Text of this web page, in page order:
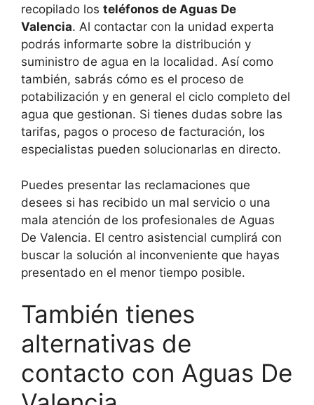
recopilado los teléfonos de Aguas De
Valencia. Al contactar con la unidad experta
podrás informarte sobre la distribución y
suministro de agua en la localidad. Así como
también, sabrás cómo es el proceso de
potabilización y en general el ciclo completo del
agua que gestionan. Si tienes dudas sobre las
tarifas, pagos o proceso de facturación, los
especialistas pueden solucionarlas en directo.
Puedes presentar las reclamaciones que
desees si has recibido un mal servicio o una
mala atención de los profesionales de Aguas
De Valencia. El centro asistencial cumplirá con
buscar la solución al inconveniente que hayas
presentado en el menor tiempo posible.
También tienes
alternativas de
contacto con Aguas De